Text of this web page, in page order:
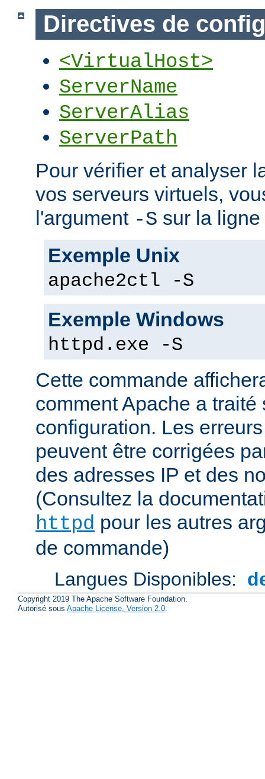
Directives de
<VirtualHost>
ServerName
ServerAlias
ServerPath
Pour vérifier et analyser
vos serveurs virtuels,
l'argument -S sur la
Exemple Unix
apache2ctl -S
Exemple Windows
httpd.exe -S
Cette commande
comment Apache a traité
configuration. Les
peuvent être corrigées
des adresses IP et des
(Consultez la
httpd pour les autres
de commande)
Langues Disponibles:
Copyright 2019 The Apache Software Foundation.
Autorisé sous Apache License, Version 2.0.